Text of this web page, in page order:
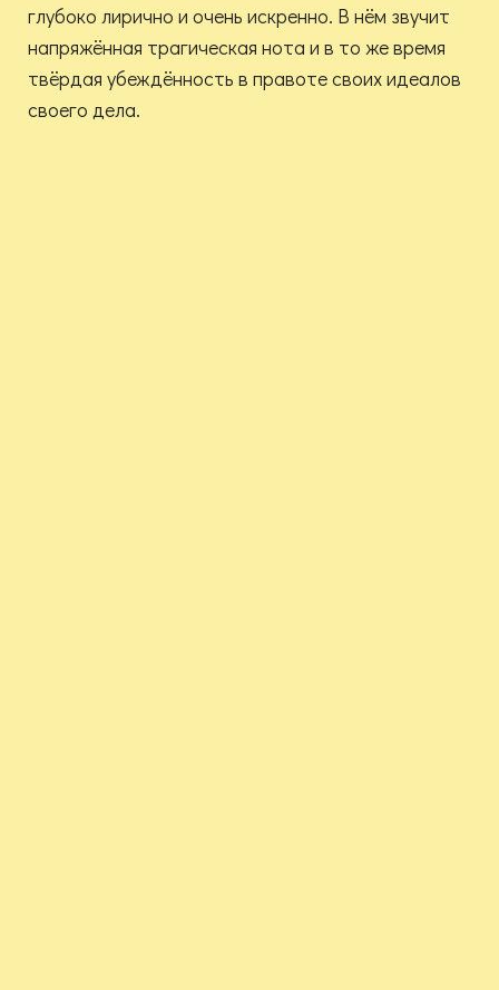
глубоко лирично и очень искренно. В нём звучит
напряжённая трагическая нота и в то же время
твёрдая убеждённость в правоте своих идеалов
своего дела.